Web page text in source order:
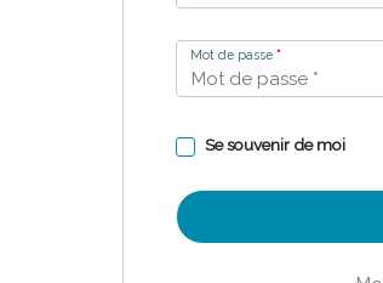
Mot de passe *
Se souvenir de moi